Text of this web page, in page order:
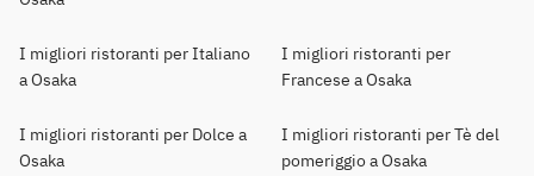
I migliori ristoranti per Italiano
a Osaka
I migliori ristoranti per
Francese a Osaka
I migliori ristoranti per Dolce a
Osaka
I migliori ristoranti per Tè del
pomeriggio a Osaka